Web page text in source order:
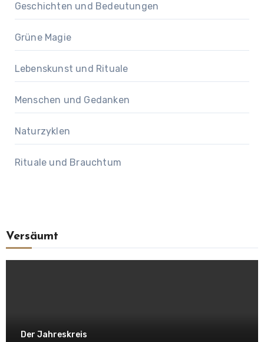
Geschichten und Bedeutungen
Grüne Magie
Lebenskunst und Rituale
Menschen und Gedanken
Naturzyklen
Rituale und Brauchtum
Versäumt
Der Jahreskreis